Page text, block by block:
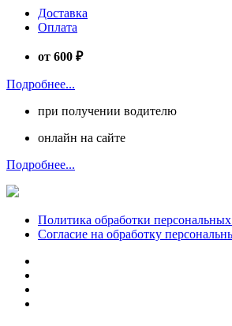
Доставка
Оплата
от 600 ₽
Подробнее...
при получении водителю
онлайн на сайте
Подробнее...
Политика обработки
Согласие на обработку